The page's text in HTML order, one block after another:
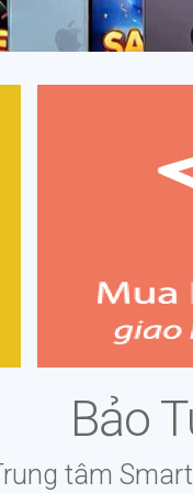
Mua hàng
Xem giá, chi
thoại để xác
Bảo
tâm